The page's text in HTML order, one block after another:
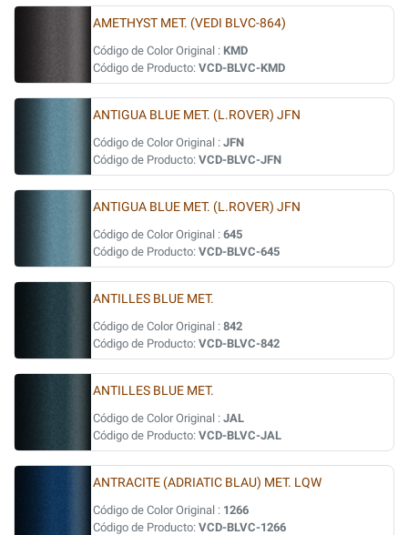
AMETHYST MET. (VEDI BLVC-864)
Código de Color Original : KMD
Código de Producto: VCD-BLVC-KMD
ANTIGUA BLUE MET. (L.ROVER) JFN
Código de Color Original : JFN
Código de Producto: VCD-BLVC-JFN
ANTIGUA BLUE MET. (L.ROVER) JFN
Código de Color Original : 645
Código de Producto: VCD-BLVC-645
ANTILLES BLUE MET.
Código de Color Original : 842
Código de Producto: VCD-BLVC-842
ANTILLES BLUE MET.
Código de Color Original : JAL
Código de Producto: VCD-BLVC-JAL
ANTRACITE (ADRIATIC BLAU) MET. LQW
Código de Color Original : 1266
Código de Producto: VCD-BLVC-1266